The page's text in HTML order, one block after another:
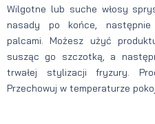
Wilgotne lub suche włosy
nasady po końce,
palcami. Możesz użyć
susząc go szczotką, a
trwałej stylizacji fryzury.
Przechowuj w temperaturze